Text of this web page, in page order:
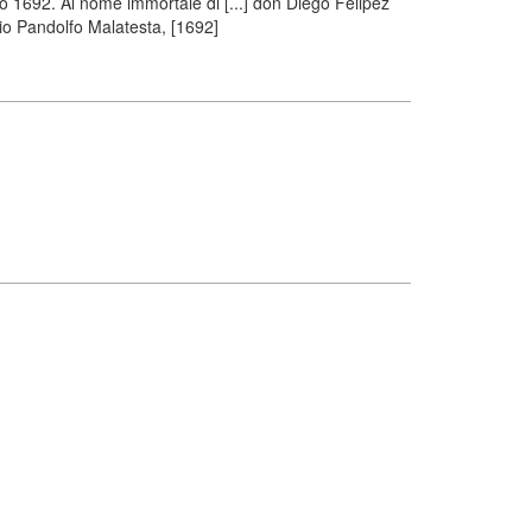
Pandolfo Malatesta, [1692]